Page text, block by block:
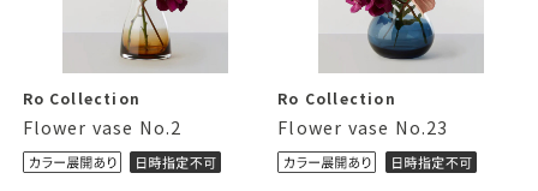
Ro Collection
Flower vase No.2
Ro Collection
Flower vase No.23